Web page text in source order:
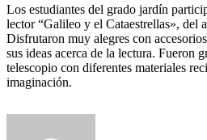
Los estudiantes del grado jardín
lector “Galileo y el Cataestrellas», del
Disfrutaron muy alegres con
sus ideas acerca de la lectura. Fueron
telescopio con diferentes materiales
imaginación.